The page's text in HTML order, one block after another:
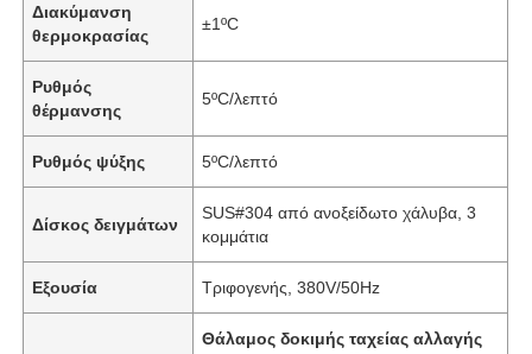
Διακύμανση
θερμοκρασίας
±1ºC
Ρυθμός
θέρμανσης
5ºC/λεπτό
Ρυθμός ψύξης 5ºC/λεπτό
Δίσκος δειγμάτων
SUS#304 από ανοξείδωτο χάλυβα, 3
κομμάτια
Εξουσία Τριφογενής, 380V/50Hz
Θάλαμος δοκιμής ταχείας αλλαγής